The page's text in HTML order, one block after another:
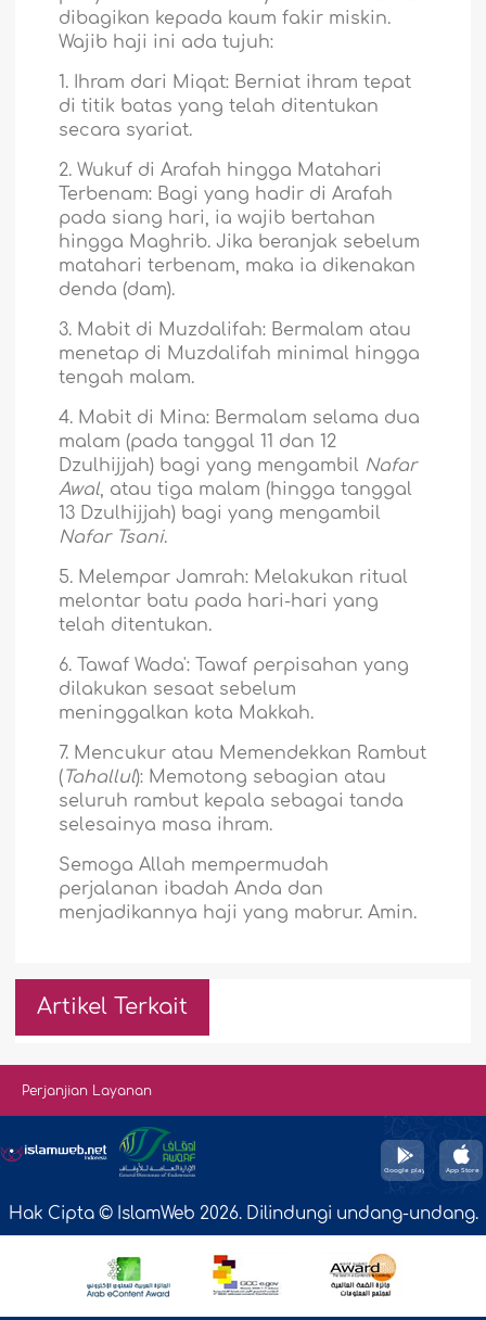
dibagikan kepada kaum fakir miskin.
Wajib haji ini ada tujuh:
1. Ihram dari Miqat: Berniat ihram tepat
di titik batas yang telah ditentukan
secara syariat.
2. Wukuf di Arafah hingga Matahari
Terbenam: Bagi yang hadir di Arafah
pada siang hari, ia wajib bertahan
hingga Maghrib. Jika beranjak sebelum
matahari terbenam, maka ia dikenakan
denda (dam).
3. Mabit di Muzdalifah: Bermalam atau
menetap di Muzdalifah minimal hingga
tengah malam.
4. Mabit di Mina: Bermalam selama dua
malam (pada tanggal 11 dan 12
Dzulhijjah) bagi yang mengambil Nafar
Awal, atau tiga malam (hingga tanggal
13 Dzulhijjah) bagi yang mengambil
Nafar Tsani.
5. Melempar Jamrah: Melakukan ritual
melontar batu pada hari-hari yang
telah ditentukan.
6. Tawaf Wada': Tawaf perpisahan yang
dilakukan sesaat sebelum
meninggalkan kota Makkah.
7. Mencukur atau Memendekkan Rambut
(Tahallul): Memotong sebagian atau
seluruh rambut kepala sebagai tanda
selesainya masa ihram.
Semoga Allah mempermudah
perjalanan ibadah Anda dan
menjadikannya haji yang mabrur. Amin.
Artikel Terkait
Perjanjian Layanan
Hak Cipta © IslamWeb 2026. Dilindungi undang-undang.